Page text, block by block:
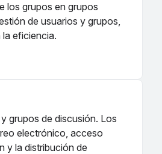
los grupos en grupos
de usuarios y grupos,
eficiencia.
grupos de discusión. Los
electrónico, acceso
y la distribución de